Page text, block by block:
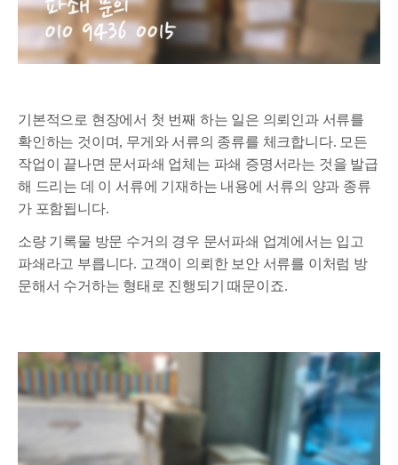
기본적으로 현장에서 첫 번째 하는 일은 의뢰인과 서류를
확인하는 것이며, 무게와 서류의 종류를 체크합니다. 모든
작업이 끝나면 문서파쇄 업체는 파쇄 증명서라는 것을 발급
해 드리는 데 이 서류에 기재하는 내용에 서류의 양과 종류
가 포함됩니다.
소량 기록물 방문 수거의 경우 문서파쇄 업계에서는 입고
파쇄라고 부릅니다. 고객이 의뢰한 보안 서류를 이처럼 방
문해서 수거하는 형태로 진행되기 때문이죠.